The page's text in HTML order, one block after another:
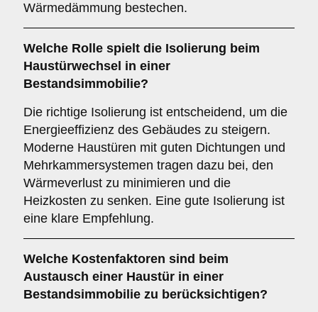
Wärmedämmung bestechen.
Welche Rolle spielt die Isolierung beim
Haustürwechsel in einer
Bestandsimmobilie?
Die richtige Isolierung ist entscheidend, um die
Energieeffizienz des Gebäudes zu steigern.
Moderne Haustüren mit guten Dichtungen und
Mehrkammersystemen tragen dazu bei, den
Wärmeverlust zu minimieren und die
Heizkosten zu senken. Eine gute Isolierung ist
eine klare Empfehlung.
Welche Kostenfaktoren sind beim
Austausch einer Haustür in einer
Bestandsimmobilie zu berücksichtigen?